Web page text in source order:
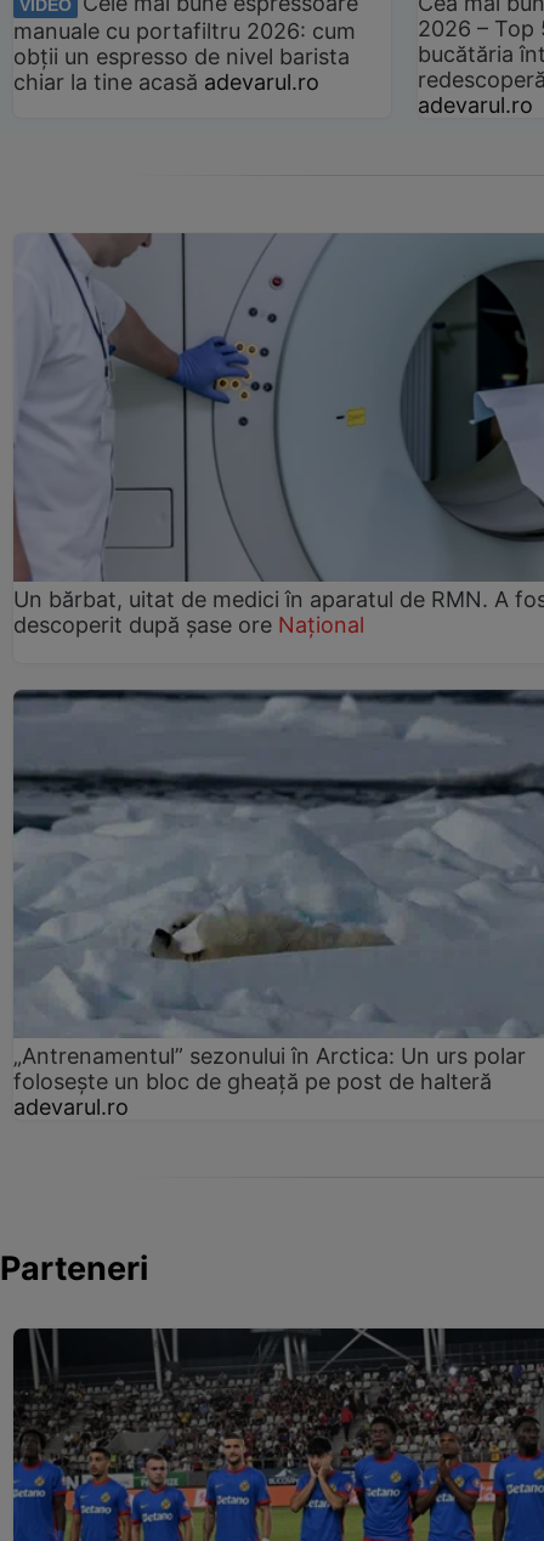
VIDEO
manuale cu portafiltru 2026: cum
obții un espresso de nivel barista
chiar la tine acasă adevarul.ro
2026 –
bucătăria
adevarul.ro
Un bărbat, uitat de medici în aparatul de RMN. A
descoperit după șase ore Național
„Antrenamentul” sezonului în Arctica: Un urs polar
folosește un bloc de gheață pe post de halteră
adevarul.ro
Parteneri